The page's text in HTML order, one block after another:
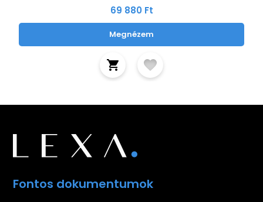
69 880 Ft
Megnézem
Fontos dokumentumok